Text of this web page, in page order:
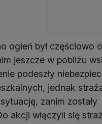
ogień był częściowo
jeszcze w pobliżu
podeszły
jednak
zanim zostały
akcji włączyli się